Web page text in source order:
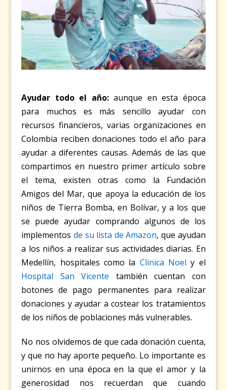
Ayudar todo el año:aunque en esta época
para muchos es más sencillo ayudar con
recursos financieros, varias organizaciones en
Colombia reciben donaciones todo el año para
ayudar a diferentes causas. Además de las que
compartimos en nuestro primer artículo sobre
el tema, existen otras como la Fundación
Amigos del Mar, que apoya la educación de los
niños de Tierra Bomba, en Bolívar, y a los que
se puede ayudar comprando algunos de los
implementosde su lista de Amazon, que ayudan
a los niños a realizar sus actividades diarias. En
Medellín, hospitales como la Clínica Noel y el
Hospital San Vicente también cuentan con
botones de pago permanentes para realizar
donaciones y ayudar a costear los tratamientos
de los niños de poblaciones más vulnerables.
No nos olvidemos de que cada donación cuenta,
y que no hay aporte pequeño. Lo importante es
unirnos en una época en la que el amor y la
generosidad nos recuerdan que cuando